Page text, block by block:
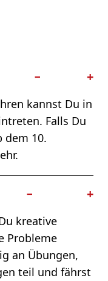
− +
kannst Du in
Falls Du
dem 10.
.
− +
kreative
Probleme
an Übungen,
teil und fährst